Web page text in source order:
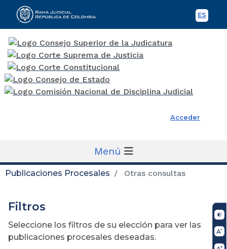
ES
Rama Judicial
Acceder
Menú
Publicaciones Procesales Otras consultas
Filtros
Seleccione los filtros de su elección para ver las
publicaciones procesales deseadas.